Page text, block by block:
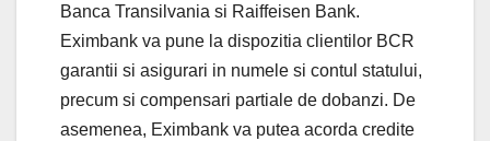
Banca Transilvania si Raiffeisen Bank.
Eximbank va pune la dispozitia clientilor BCR
garantii si asigurari in numele si contul statului,
precum si compensari partiale de dobanzi. De
asemenea, Eximbank va putea acorda credite